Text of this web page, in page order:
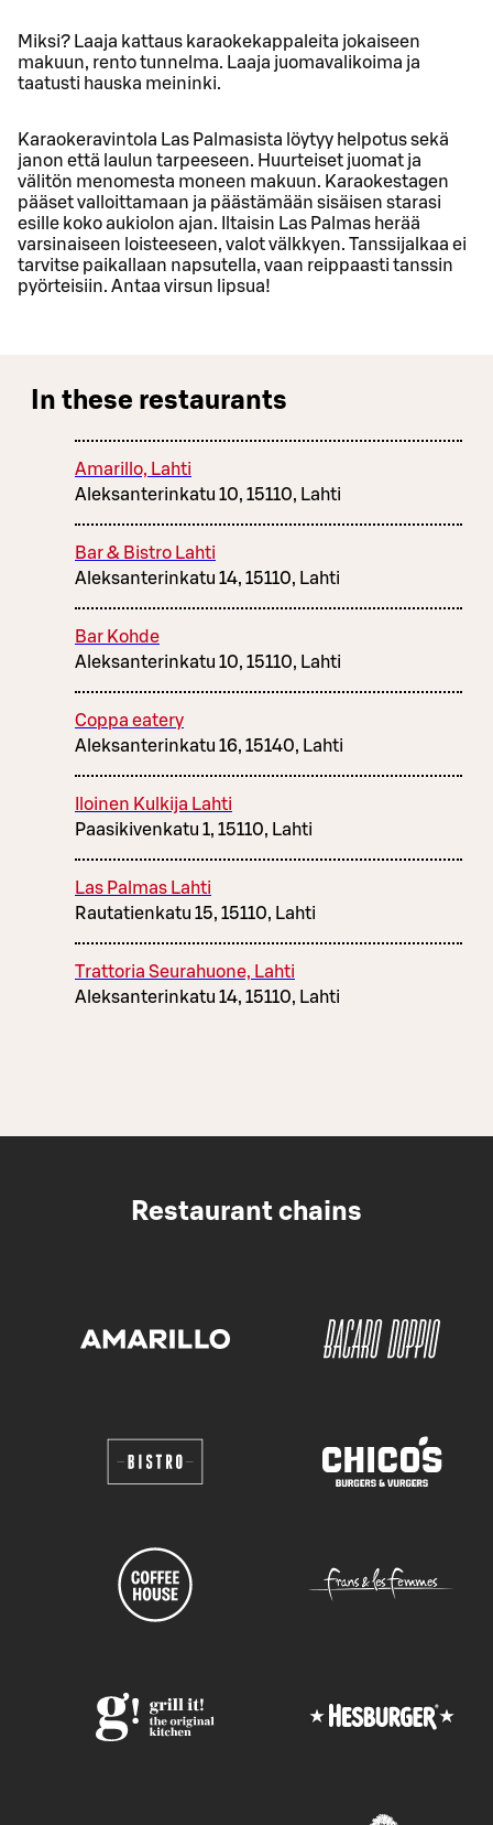
Miksi? Laaja kattaus karaokekappaleita jokaiseen
makuun, rento tunnelma. Laaja juomavalikoima ja
taatusti hauska meininki.
Karaokeravintola Las Palmasista löytyy helpotus sekä
janon että laulun tarpeeseen. Huurteiset juomat ja
välitön menomesta moneen makuun. Karaokestagen
pääset valloittamaan ja päästämään sisäisen starasi
esille koko aukiolon ajan. Iltaisin Las Palmas herää
varsinaiseen loisteeseen, valot välkkyen. Tanssijalkaa ei
tarvitse paikallaan napsutella, vaan reippaasti tanssin
pyörteisiin. Antaa virsun lipsua!
In these restaurants
Amarillo, Lahti
Aleksanterinkatu 10, 15110, Lahti
Bar & Bistro Lahti
Aleksanterinkatu 14, 15110, Lahti
Bar Kohde
Aleksanterinkatu 10, 15110, Lahti
Coppa eatery
Aleksanterinkatu 16, 15140, Lahti
Iloinen Kulkija Lahti
Paasikivenkatu 1, 15110, Lahti
Las Palmas Lahti
Rautatienkatu 15, 15110, Lahti
Trattoria Seurahuone, Lahti
Aleksanterinkatu 14, 15110, Lahti
Restaurant chains